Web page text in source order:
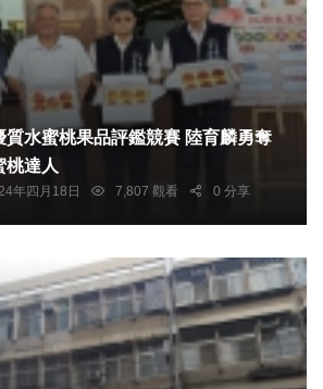
桃果品評鑑競賽 陸育麟勇奪
桃達人
年四月18日 7,807 觀看 0 分享